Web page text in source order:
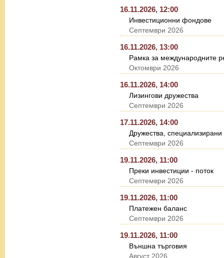
16.11.2026, 12:00
Инвестиционни фондове
Септември 2026
16.11.2026, 13:00
Рамка за международните
Октомври 2026
16.11.2026, 14:00
Лизингови дружества
Септември 2026
17.11.2026, 14:00
Дружества, специализирани
Септември 2026
19.11.2026, 11:00
Преки инвестиции - поток
Септември 2026
19.11.2026, 11:00
Платежен баланс
Септември 2026
19.11.2026, 11:00
Външна търговия
Август 2026